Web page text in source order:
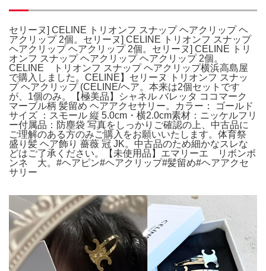
セリーヌ] CELINE トリオンフ スナップ ヘアクリップ ヘ
アクリップ 2個。セリーヌ] CELINE トリオンフ スナップ
ヘアクリップ ヘアクリップ 2個。セリーヌ] CELINE トリ
オンフ スナップ ヘアクリップ ヘアクリップ 2個。
CELINE トリオンフ スナップ ヘアクリップ横浜高島屋
で購入しました。CELINE】セリーヌ トリオンフ スナッ
プ ヘアクリップ (CELINE/ヘア。本来は2個セットです
が、1個のみ。【極美品】シャネル バレッタ ココマーク
マーブル柄 髪留め ヘアアクセサリー。カラー： ゴールド
サイズ ：スモール 縦 5.0cm・横2.0cm素材：ニッケルフリ
ー付属品：防塵袋 写真をしっかりご確認の上、中古品に
ご理解のある方のみご購入をお願いいたします。体育祭
盛り髪 ヘア飾り 薔薇 冠 JK。中古品のため細かなスレな
どはご了承ください。【未使用品】エマリーエ リボンボ
ンネ 大。#ヘアピン#ヘアクリップ#髪留め#ヘアアクセ
サリー